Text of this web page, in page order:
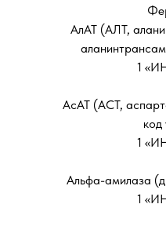
АлАТ (АЛТ,
1
АсАТ (АСТ,
код
1
Альфа-амилаза
1